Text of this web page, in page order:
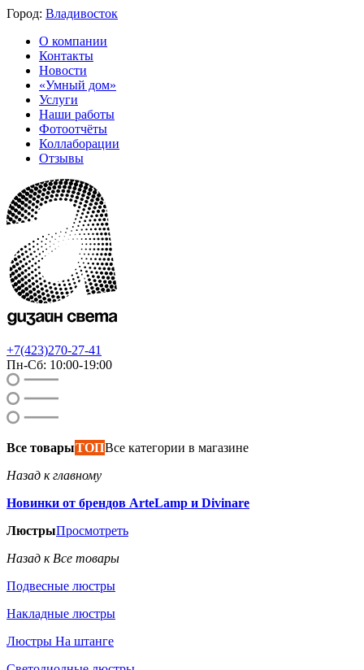
Город: Владивосток
О компании
Контакты
Новости
«Умный дом»
Услуги
Наши работы
Фотоотчёты
Коллаборации
Отзывы
+7(423)270-27-41
Пн-Сб: 10:00-19:00
Все товарыТОПВсе категории в магазине
Назад к главному
Новинки от брендов ArteLamp и Divinare
ЛюстрыПросмотреть
Назад к Все товары
Подвесные люстры
Накладные люстры
Люстры На штанге